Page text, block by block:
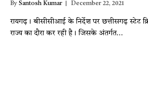
By Santosh Kumar December 22, 2021
रायगढ़। बीसीसीआई के निर्देश पर छत्तीसगढ़ स्टेट
राज्य का दौरा कर रही है। जिसके अंतर्गत…